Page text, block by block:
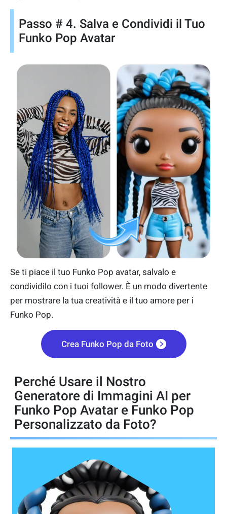
Passo # 4. Salva e Condividi il Tuo
Funko Pop Avatar
Se ti piace il tuo Funko Pop avatar, salvalo e
condividilo con i tuoi follower. È un modo divertente
per mostrare la tua creatività e il tuo amore per i
Funko Pop.
Crea Funko Pop da Foto
Perché Usare il Nostro
Generatore di Immagini AI per
Funko Pop Avatar e Funko Pop
Personalizzato da Foto?